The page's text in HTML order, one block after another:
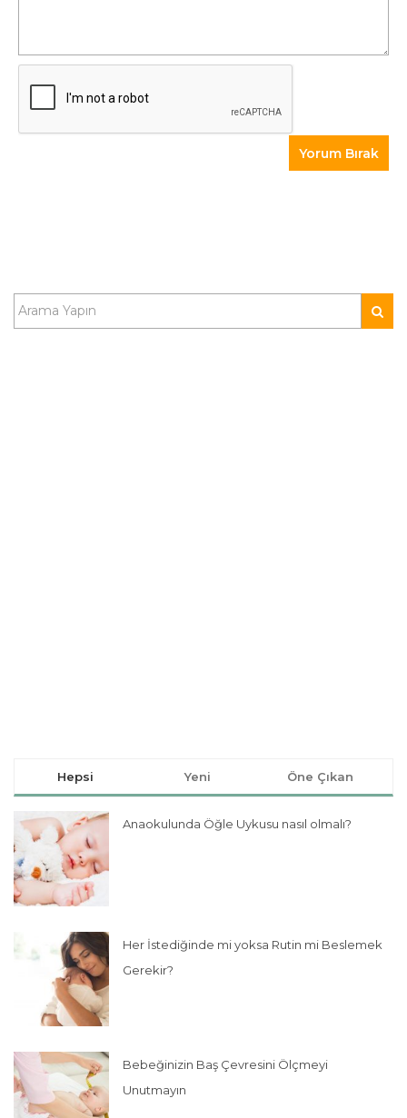
Hepsi Yeni Öne Çıkan
Anaokulunda Öğle Uykusu nasıl olmalı?
Her İstediğinde mi yoksa Rutin mi Beslemek
Gerekir?
Bebeğinizin Baş Çevresini Ölçmeyi
Unutmayın